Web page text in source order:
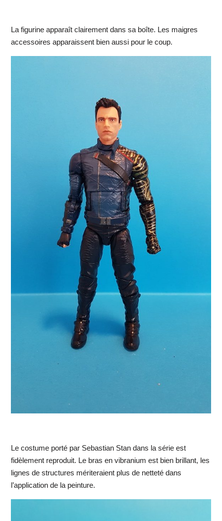
La figurine apparaît clairement dans sa boîte. Les maigres
accessoires apparaissent bien aussi pour le coup.
Le costume porté par Sebastian Stan dans la série est
fidèlement reproduit. Le bras en vibranium est bien brillant, les
lignes de structures mériteraient plus de netteté dans
l’application de la peinture.